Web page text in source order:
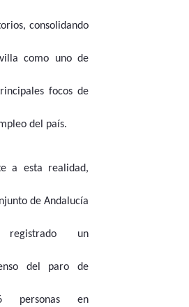
consolidando
como uno de
focos de
del país.
a esta realidad,
de Andalucía
un
del paro de
personas en